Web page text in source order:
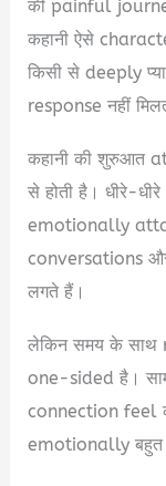
की painful
कहानी ऐसे
किसी से deeply
response नहीं
कहानी की शुरुआत
से होती है। धीरे-
emotionally
conversations
लगते हैं।
लेकिन समय के साथ
one-sided है।
connection feel
emotionally बहुत